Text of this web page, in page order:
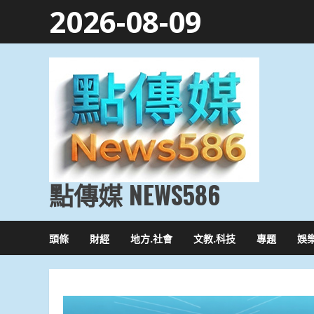
2026-08-09
點傳媒 NEWS586
頭條 財經 地方.社會 文教.科技 專題 娛